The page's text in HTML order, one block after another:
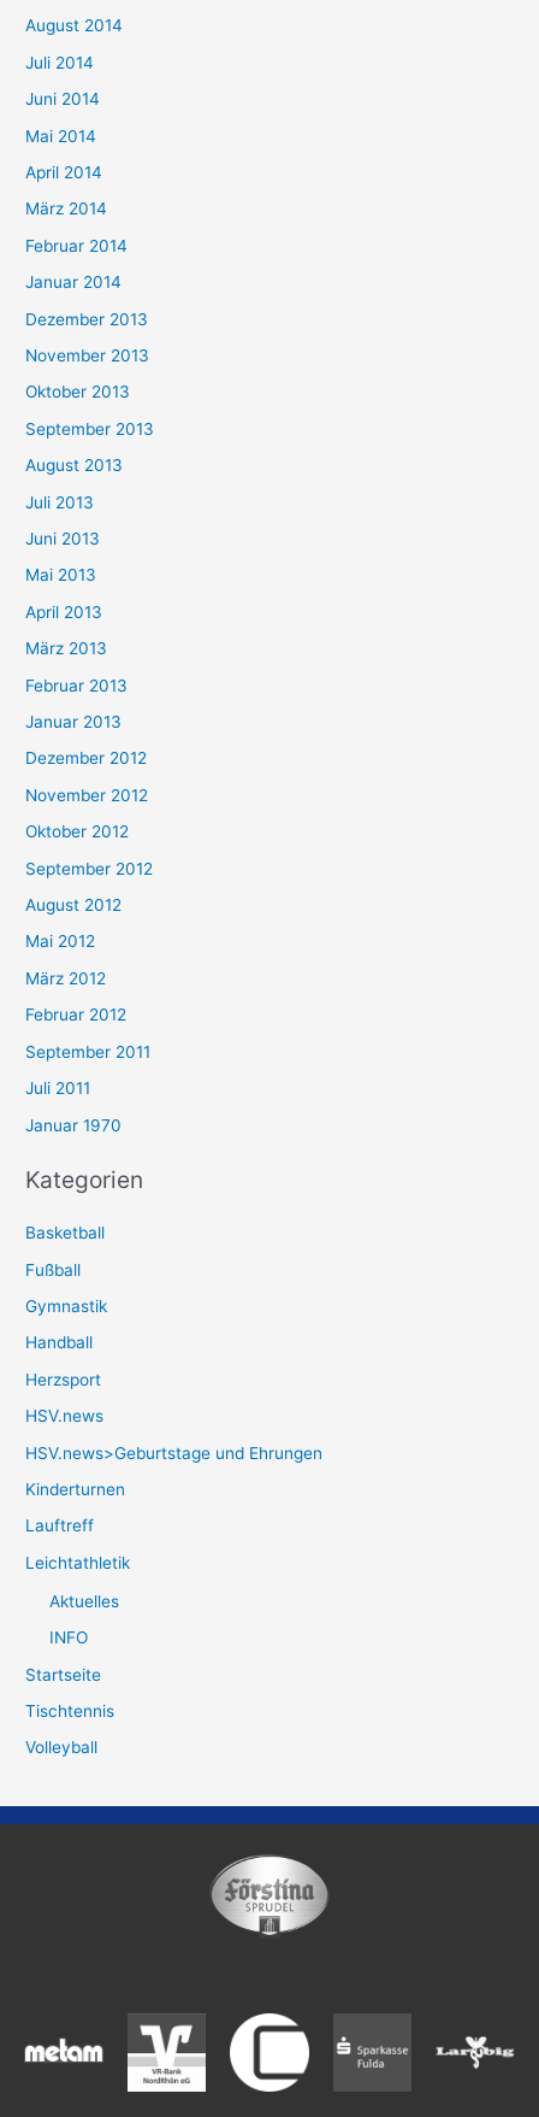
August 2014
Juli 2014
Juni 2014
Mai 2014
April 2014
März 2014
Februar 2014
Januar 2014
Dezember 2013
November 2013
Oktober 2013
September 2013
August 2013
Juli 2013
Juni 2013
Mai 2013
April 2013
März 2013
Februar 2013
Januar 2013
Dezember 2012
November 2012
Oktober 2012
September 2012
August 2012
Mai 2012
März 2012
Februar 2012
September 2011
Juli 2011
Januar 1970
Kategorien
Basketball
Fußball
Gymnastik
Handball
Herzsport
HSV.news
HSV.news>Geburtstage und Ehrungen
Kinderturnen
Lauftreff
Leichtathletik
Aktuelles
INFO
Startseite
Tischtennis
Volleyball